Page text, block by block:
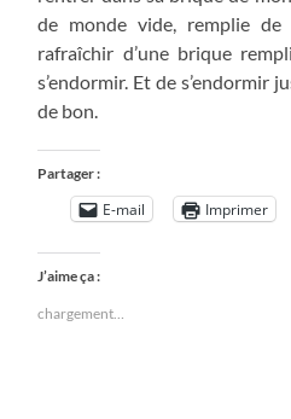
de monde vide, remplie
rafraîchir d’une brique
s’endormir. Et de s’endormir
de bon.
Partager :
E-mail Imprimer
J’aime ça :
chargement…